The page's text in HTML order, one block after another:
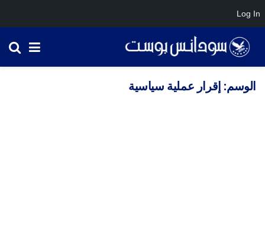
الوسم: إقرار عملية سياسية
Log In